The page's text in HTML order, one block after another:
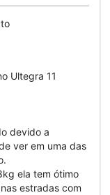
Ultegra 11
devido a
ver em uma das
ela tem ótimo
estradas com